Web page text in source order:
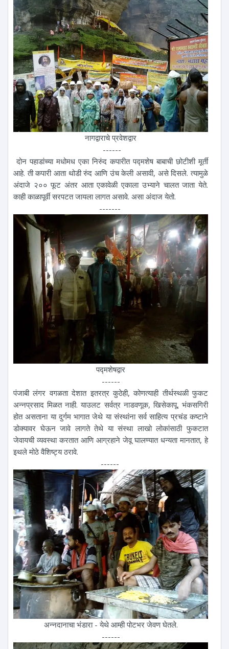
नागद्वाराचे प्रवेशद्वार
------
दोन पहाडांच्या मधोमध एका निरुंद कपारीत पद्मशेष बाबाची छोटीशी मूर्ती
आहे. ती कपारी आता थोडी रुंद आणि उंच केली असावी, असे दिसले. त्यामुळे
अंदाजे २०० फूट अंतर आता एकावेळी एकाला उभ्याने चालत जाता येते.
काही काळापूर्वी सरपटत जायला लागत असावे. असा अंदाज येतो.
-------
पद्मशेषद्वार
------
पंजाबी लंगर वगळता देशात इतरत्र कुठेही, कोणत्याही तीर्थस्थळी फुकट
अन्नप्रसाद मिळत नाही. याउलट सर्वत्र नाडवणूक, खिसेकापू, भंकसगिरी
होत असताना या दुर्गम भागात जेथे या संस्थांना सर्व साहित्य प्रचंड कष्टाने
डोक्यावर घेऊन जावे लागते तेथे या संस्था लाखो लोकांसाठी फुकटात
जेवायची व्यवस्था करतात आणि आग्रहाने जेवू घालण्यात धन्यता मानतात, हे
इथले मोठे वैशिष्ट्य ठरावे.
------
अन्नदानाचा भंडारा - येथे आम्ही पोटभर जेवण घेतले.
------